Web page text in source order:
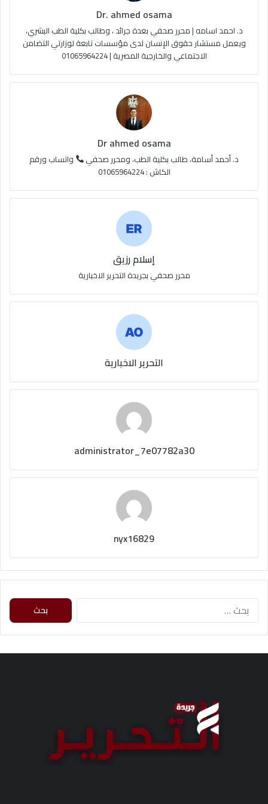
Dr. ahmed osama
د. احمد اسامه | محرر صحفي بعدة جرائد ، وطالب بكلية الطب البشري،
ويعمل مستشار حقوق الإنسان لدى مؤسسات تابعة لوزارتي التضامن
الاجتماعي والخارجية المصرية | 01065964224
Dr ahmed osama
د. أحمد أسامة، طالب بكلية الطب، ومحرر صحفي
واتساب ورقم
الكاش : 01065964224
إسلام رزيق
محرر صحفي بجريدة التحرير الاخبارية
التحرير الاخبارية
administrator_7e07782a30
nyx16829
البحث
عن: